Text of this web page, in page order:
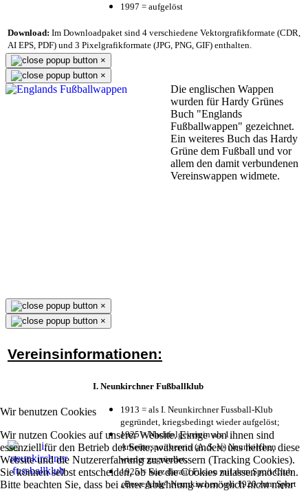
Wir benutzen Cookies
Wir nutzen Cookies auf unserer Website. Einige von ihnen sind
essenziell für den Betrieb der Seite, während andere uns helfen, diese
Website und die Nutzererfahrung zu verbessern (Tracking Cookies).
Sie können selbst entscheiden, ob Sie die Cookies zulassen möchten.
Bitte beachten Sie, dass bei einer Ablehnung womöglich nicht mehr
1997 = aufgelöst
Download: Im Downloadpaket sind 4 verschiedene Vektorgrafikformate (CDR,
AI EPS, PDF) und 3 Pixelgrafikformate (JPG, PNG, GIF) enthalten.
×
×
Die englischen Wappen
wurden für Hardy Grünes
Buch "Englands
Fußballwappen" gezeichnet.
Ein weiteres Buch das Hardy
Grüne dem Fußball und vor
allem den damit verbundenen
Vereinswappen widmete.
×
×
Vereinsinformationen:
I. Neunkirchner Fußballklub
1913 = als I. Neunkirchner Fussball-Klub
gegründet, kriegsbedingt wieder aufgelöst;
1925 = Nachfolgeverein als 1.
Arbeitersportverein (A. S. V.) Neunkirchen
wieder gegründet;
1925 = kurz darauf Fusion mit dem Sport Club
„Bewegung“ Neunkirchen von 1920 zum Sport